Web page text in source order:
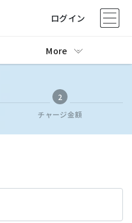
ログイン
More
2
チャージ金額